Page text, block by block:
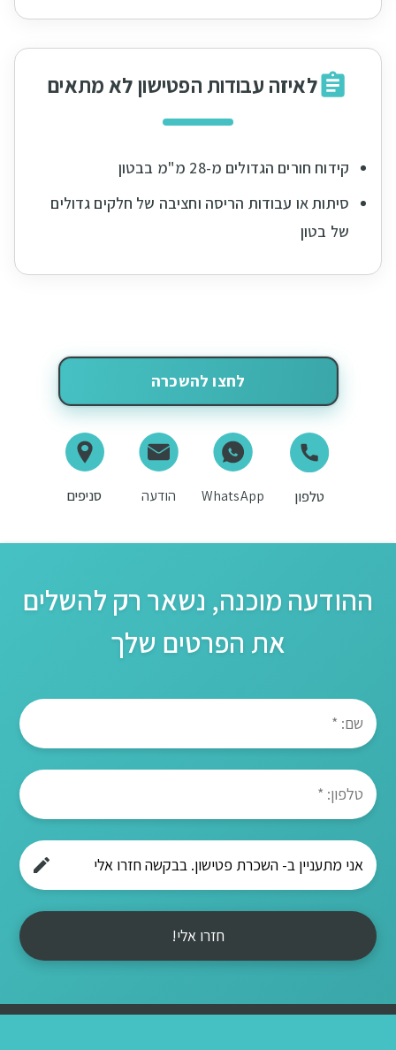
לאיזה עבודות הפטישון לא מתאים
קידוח חורים הגדולים מ-28 מ"מ בבטון
סיתות או עבודות הריסה וחציבה של חלקים גדולים
של בטון
לחצו להשכרה
טלפון WhatsApp הודעה סניפים
ההודעה מוכנה, נשאר רק להשלים
את הפרטים שלך
חזרו אלי!